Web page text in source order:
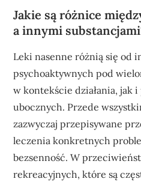
Jakie są różnice
a innymi
Leki nasenne różnią się od
psychoaktywnych pod
w kontekście działania, jak
ubocznych. Przede
zazwyczaj przepisywane
leczenia konkretnych
bezsenność. W
rekreacyjnych, które są